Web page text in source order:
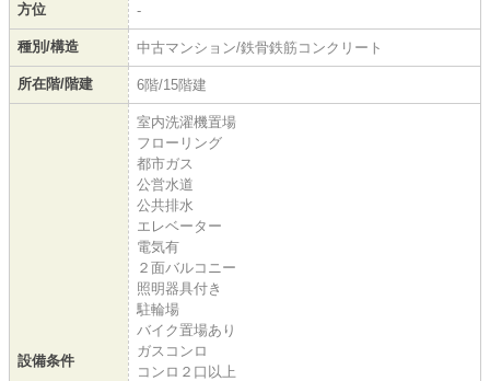
方位 -
種別/構造 中古マンション/鉄骨鉄筋コンクリート
所在階/階建 6階/15階建
設備条件
室内洗濯機置場
フローリング
都市ガス
公営水道
公共排水
エレベーター
電気有
２面バルコニー
照明器具付き
駐輪場
バイク置場あり
ガスコンロ
コンロ２口以上